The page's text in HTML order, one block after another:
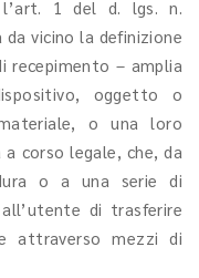
1 del d. lgs. n.
vicino la definizione
– amplia
oggetto o
o una loro
corso legale, che, da
o a una serie di
di trasferire
attraverso mezzi di